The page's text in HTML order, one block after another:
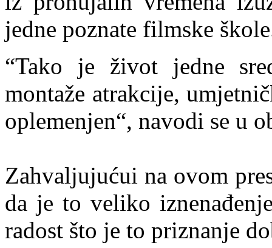
jedne poznate filmske
“Tako je život jedne
montaže atrakcije,
oplemenjen“, navodi se u
Zahvaljujućui na ovom
da je to veliko
radost što je to priznanje